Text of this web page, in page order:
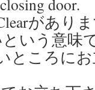
door.
があり
という意味
ところに